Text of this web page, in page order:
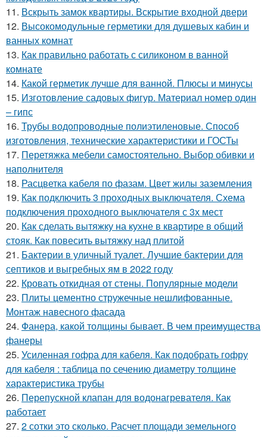
11. Вскрыть замок квартиры. Вскрытие входной двери
12. Высокомодульные герметики для душевых кабин и
ванных комнат
13. Как правильно работать с силиконом в ванной
комнате
14. Какой герметик лучше для ванной. Плюсы и минусы
15. Изготовление садовых фигур. Материал номер один
– гипс
16. Трубы водопроводные полиэтиленовые. Способ
изготовления, технические характеристики и ГОСТы
17. Перетяжка мебели самостоятельно. Выбор обивки и
наполнителя
18. Расцветка кабеля по фазам. Цвет жилы заземления
19. Как подключить 3 проходных выключателя. Схема
подключения проходного выключателя с 3х мест
20. Как сделать вытяжку на кухне в квартире в общий
стояк. Как повесить вытяжку над плитой
21. Бактерии в уличный туалет. Лучшие бактерии для
септиков и выгребных ям в 2022 году
22. Кровать откидная от стены. Популярные модели
23. Плиты цементно стружечные нешлифованные.
Монтаж навесного фасада
24. Фанера, какой толщины бывает. В чем преимущества
фанеры
25. Усиленная гофра для кабеля. Как подобрать гофру
для кабеля : таблица по сечению диаметру толщине
характеристика трубы
26. Перепускной клапан для водонагревателя. Как
работает
27. 2 сотки это сколько. Расчет площади земельного